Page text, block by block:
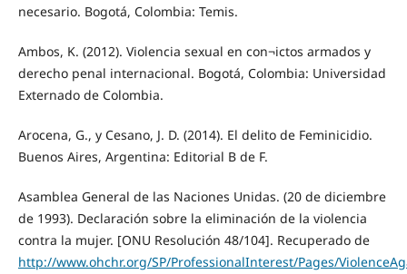
necesario. Bogotá, Colombia: Temis.
Ambos, K. (2012). Violencia sexual en con¬ictos armados y
derecho penal internacional. Bogotá, Colombia: Universidad
Externado de Colombia.
Arocena, G., y Cesano, J. D. (2014). El delito de Feminicidio.
Buenos Aires, Argentina: Editorial B de F.
Asamblea General de las Naciones Unidas. (20 de diciembre
de 1993). Declaración sobre la eliminación de la violencia
contra la mujer. [ONU Resolución 48/104]. Recuperado de
http://www.ohchr.org/SP/ProfessionalInterest/Pages/